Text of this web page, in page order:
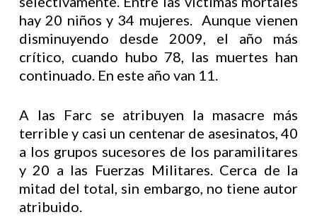
hay 20 niños y 34 mujeres. Aunque vienen
disminuyendo desde 2009, el año más
crítico, cuando hubo 78, las muertes han
continuado. En este año van 11.
A las Farc se atribuyen la masacre más
terrible y casi un centenar de asesinatos, 40
a los grupos sucesores de los paramilitares
y 20 a las Fuerzas Militares. Cerca de la
mitad del total, sin embargo, no tiene autor
atribuido.